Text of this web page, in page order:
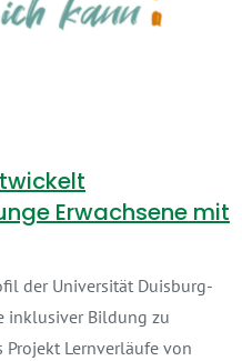
Erwachsene mit
der Universität Duisburg-
inklusiver Bildung zu
Projekt Lernverläufe von